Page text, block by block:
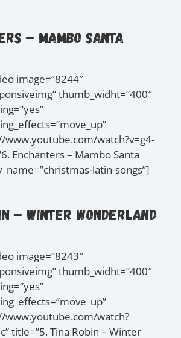
– Mambo Santa
image=”8244″
thumb_widht=”400″
www.youtube.com/watch?v=g4-
Enchanters – Mambo Santa
latin-songs”]
– Winter Wonderland
image=”8243″
thumb_widht=”400″
www.youtube.com/watch?
title=”5. Tina Robin – Winter